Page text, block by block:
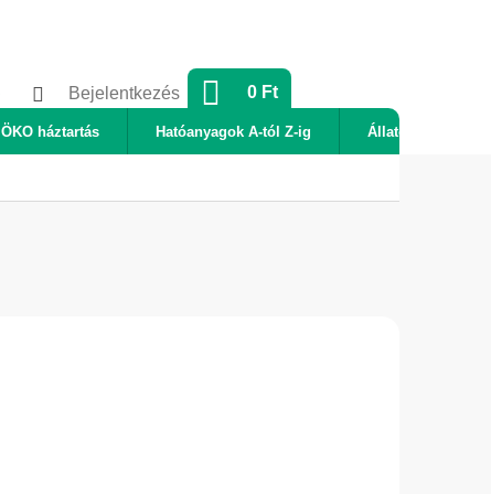
Bejelentkezés KOSÁR
0 Ft
ÖKO háztartás Hatóanyagok A-tól Z-ig Állatok